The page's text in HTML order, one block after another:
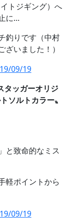
トジギング）へ
に…
釣りです（中村
いました！）
タッガーオリジ
ソルトカラー〟
と致命的なミス
軽ポイントから